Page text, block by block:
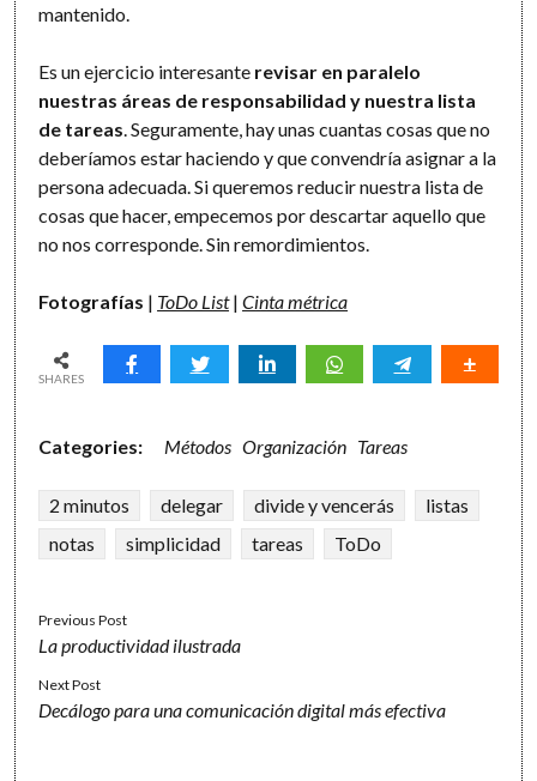
mantenido.
Es un ejercicio interesante revisar en paralelo
nuestras áreas de responsabilidad y nuestra lista
de tareas . Seguramente, hay unas cuantas cosas que no
deberíamos estar haciendo y que convendría asignar a la
persona adecuada. Si queremos reducir nuestra lista de
cosas que hacer, empecemos por descartar aquello que
no nos corresponde. Sin remordimientos.
Fotografías | ToDo List|Cinta métrica
SHARES
Categories: Métodos Organización Tareas
2 minutos delegar divide y vencerás
listas
notas
simplicidad tareas ToDo
Previous Post
La productividad ilustrada
Next Post
Decálogo para una comunicación digital más efectiva